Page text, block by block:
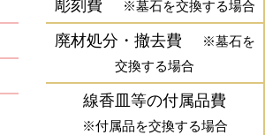
彫刻費
※墓石を交換する場合
廃材処分・撤去費
※墓石を
交換する場合
線香皿等の付属品費
※付属品を交換する場合